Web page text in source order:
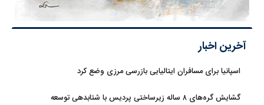
آخرین اخبار
اسپانیا برای مسافران ایتالیایی بازرسی مرزی وضع کرد
گشایش گره‌های ۸ ساله زیرساختی پردیس با شتابدهی توسعه